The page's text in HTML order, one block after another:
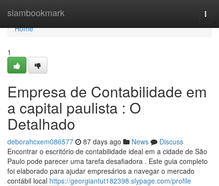
siambookmark
Home
Home
1
Empresa de Contabilidade em
a capital paulista : O
Detalhado
deborahcxem086577 87 days ago News
Discuss
Encontrar o escritório de contabilidade ideal em a cidade de São
Paulo pode parecer uma tarefa desafiadora . Este guia completo
foi elaborado para ajudar empresários a navegar o mercado
contábil local https://georgiantut182398.slypage.com/profile